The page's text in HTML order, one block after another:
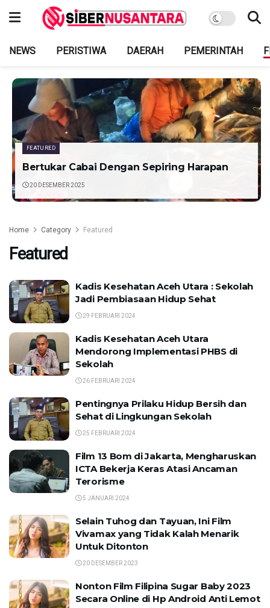
NEWS PERISTIWA DAERAH PEMERINTAH
FEATURED
Bertukar Cabai Dengan Sepiring Harapan
20 DESEMBER 2025
Home Category Featured
Featured
Kadis Kesehatan Aceh Utara : Sekolah
Jadi Pembiasaan Hidup Sehat
29 FEBRUARI 2024
Kadis Kesehatan Aceh Utara
Mendorong Implementasi PHBS di
Sekolah
26 FEBRUARI 2024
Pentingnya Prilaku Hidup Bersih dan
Sehat di Lingkungan Sekolah
25 FEBRUARI 2024
Film 13 Bom di Jakarta, Mengharuskan
ICTA Bekerja Keras Atasi Ancaman
Terorisme
5 JANUARI 2024
Selain Tuhog dan Tayuan, Ini Film
Vivamax yang Tidak Kalah Menarik
Untuk Ditonton
20 DESEMBER 2023
Nonton Film Filipina Sugar Baby 2023
Secara Online di Hp Android Anti Lemot